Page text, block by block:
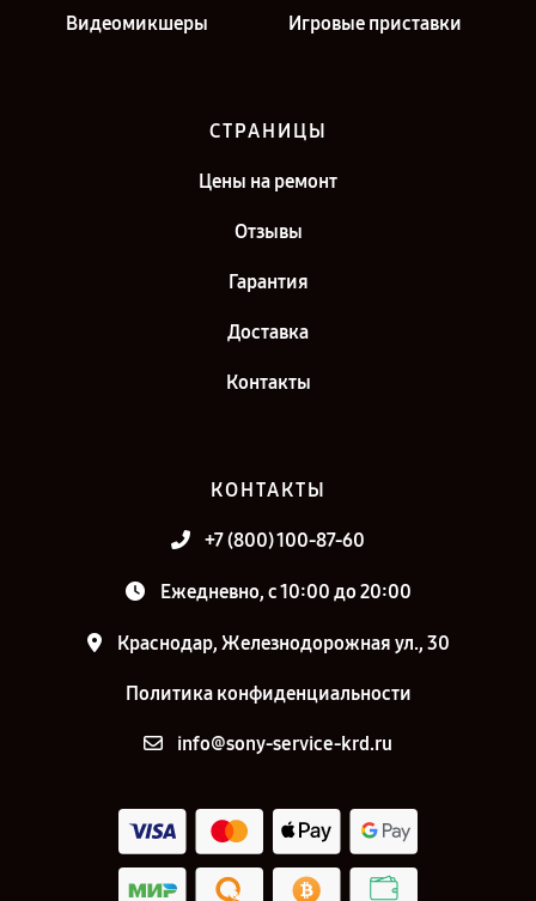
Видеомикшеры Игровые приставки
СТРАНИЦЫ
Цены на ремонт
Отзывы
Гарантия
Доставка
Контакты
КОНТАКТЫ
+7 (800) 100-87-60
Ежедневно, с 10:00 до 20:00
Краснодар, Железнодорожная ул., 30
Политика конфиденциальности
info@sony-service-krd.ru